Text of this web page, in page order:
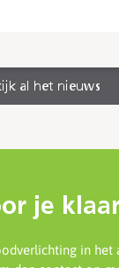
al het nieuws
je
in het